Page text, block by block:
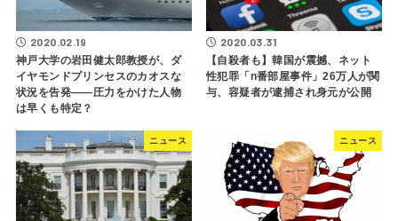
2020.02.19
神戸大学の岩田健太郎教授が、ダ
イヤモンドプリンセスのカオスな
状況を告発――圧力をかけた人物
は早くも特定？
2020.03.31
【自殺者も】韓国が震撼、ネット
性犯罪「n番部屋事件」26万人が関
与、容疑者が逮捕され身元が公開
ニュース ニュース